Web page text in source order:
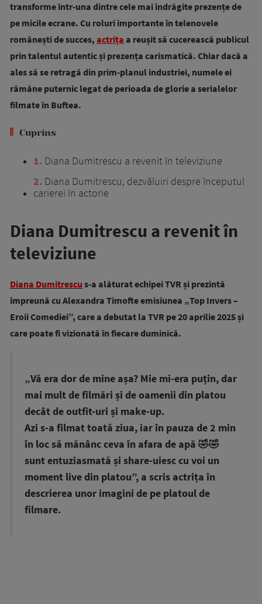
transforme într-una dintre cele mai îndrăgite prezențe de
pe micile ecrane. Cu roluri importante în telenovele
românești de succes, actrița a reușit să cucerească publicul
prin talentul autentic și prezența carismatică. Chiar dacă a
ales să se retragă din prim-planul industriei, numele ei
rămâne puternic legat de perioada de glorie a serialelor
filmate în Buftea.
Cuprins
1 Diana Dumitrescu a revenit în televiziune
2 Diana Dumitrescu, dezvăluiri despre începutul
carierei în actorie
Diana Dumitrescu a revenit în
televiziune
Diana Dumitrescu s-a alăturat echipei TVR și prezintă
împreună cu Alexandra Timofte emisiunea „Top Invers –
Eroii Comediei”, care a debutat la TVR pe 20 aprilie 2025 și
care poate fi vizionată în fiecare duminică.
„Vă era dor de mine așa? Mie mi-era puțin, dar
mai mult de filmări și de oamenii din platou
decât de outfit-uri și make-up.
Azi s-a filmat toată ziua, iar în pauza de 2 min
în loc să mănânc ceva în afara de apă 🤣🤣
sunt entuziasmată și share-uiesc cu voi un
moment live din platou”, a scris actrița în
descrierea unor imagini de pe platoul de
filmare.